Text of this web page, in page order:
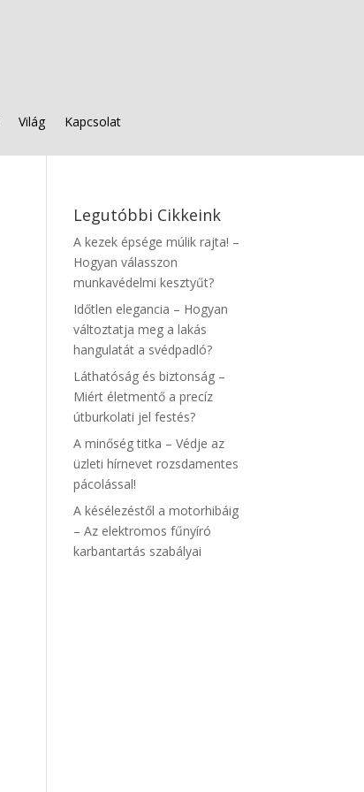
Világ Kapcsolat
Legutóbbi Cikkeink
A kezek épsége múlik rajta! –
Hogyan válasszon
munkavédelmi kesztyűt?
Időtlen elegancia – Hogyan
változtatja meg a lakás
hangulatát a svédpadló?
Láthatóság és biztonság –
Miért életmentő a precíz
útburkolati jel festés?
A minőség titka – Védje az
üzleti hírnevet rozsdamentes
pácolással!
A késélezéstől a motorhibáig
– Az elektromos fűnyíró
karbantartás szabályai